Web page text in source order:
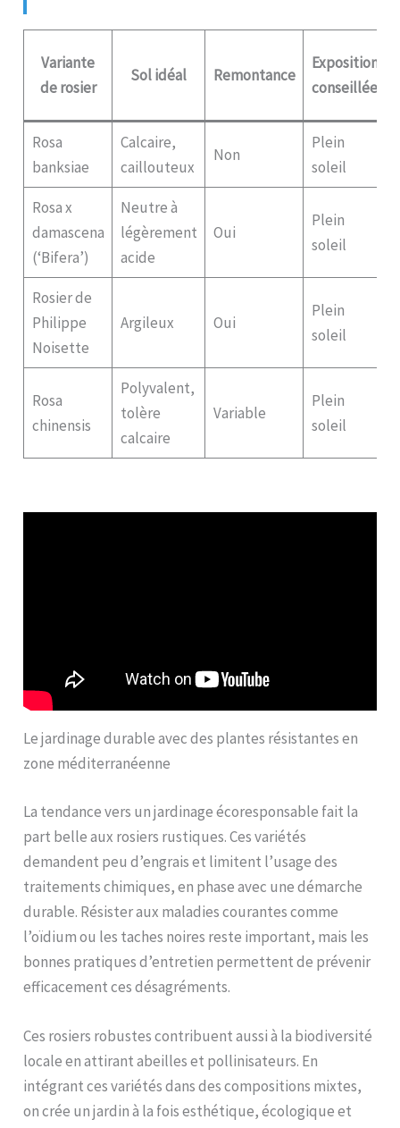
Variante
de rosier
Sol idéal Remontance
Exposition
conseillée
Rosa
banksiae
Calcaire,
caillouteux
Non
Plein
soleil
Rosa x
damascena
(‘Bifera’)
Neutre à
légèrement
acide
Oui
Plein
soleil
Rosier de
Philippe
Noisette
Argileux Oui
Plein
soleil
Rosa
chinensis
Polyvalent,
tolère
calcaire
Variable
Plein
soleil
Le jardinage durable avec des plantes résistantes en
zone méditerranéenne
La tendance vers un jardinage écoresponsable fait la
part belle aux rosiers rustiques. Ces variétés
demandent peu d’engrais et limitent l’usage des
traitements chimiques, en phase avec une démarche
durable. Résister aux maladies courantes comme
l’oïdium ou les taches noires reste important, mais les
bonnes pratiques d’entretien permettent de prévenir
efficacement ces désagréments.
Ces rosiers robustes contribuent aussi à la biodiversité
locale en attirant abeilles et pollinisateurs. En
intégrant ces variétés dans des compositions mixtes,
on crée un jardin à la fois esthétique, écologique et